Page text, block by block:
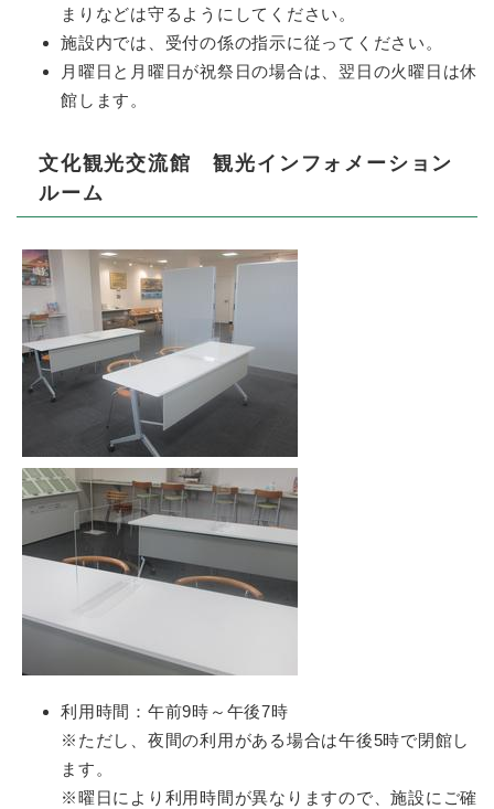
まりなどは守るようにしてください。
施設内では、受付の係の指示に従ってください。
月曜日と月曜日が祝祭日の場合は、翌日の火曜日は休
館します。
文化観光交流館 観光インフォメーション
ルーム
利用時間：午前9時～午後7時
※ただし、夜間の利用がある場合は午後5時で閉館し
ます。
※曜日により利用時間が異なりますので、施設にご確